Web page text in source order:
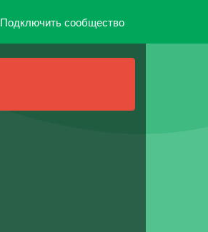
Подключить сообщество